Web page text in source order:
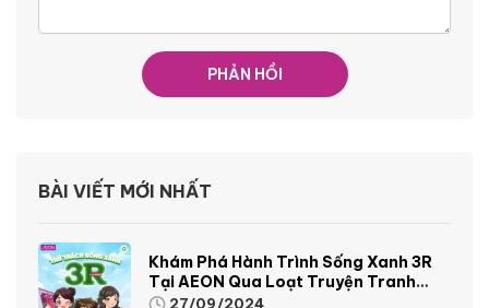
BÀI VIẾT MỚI NHẤT
Khám Phá Hành Trình Sống Xanh 3R
Tại AEON Qua Loạt Truyện Tranh
Sinh Động Và Thú Vị
27/09/2024